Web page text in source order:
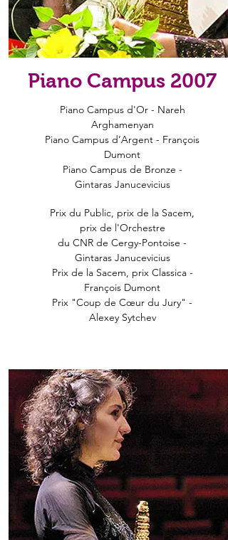
Piano Campus 2007
Piano Campus d'Or - Nareh
Arghamenyan
Piano Campus d’Argent - François
Dumont
Piano Campus de Bronze -
Gintaras Janucevicius
Prix du Public, prix de la Sacem,
prix de l'Orchestre
du CNR de Cergy-Pontoise -
Gintaras Janucevicius
Prix de la Sacem, prix Classica -
François Dumont
Prix "Coup de Cœur du Jury" -
Alexey Sytchev